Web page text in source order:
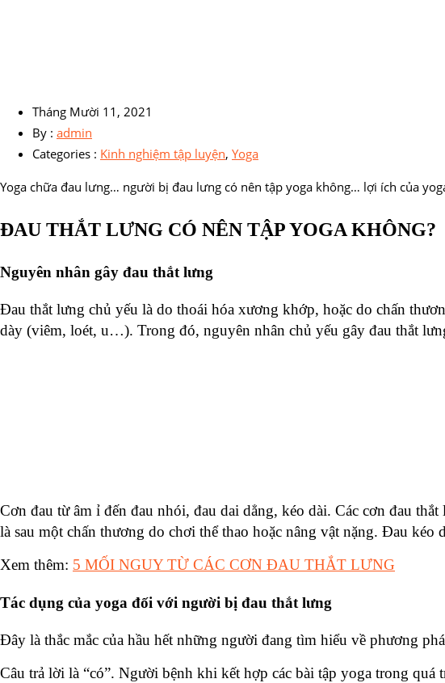
Tháng Mười 11, 2021
By : admin
Categories : Kinh nghiệm tập luyện, Yoga
Yoga chữa đau lưng… người bị đau lưng có nên tập yoga không… lợi ích của
ĐAU THẮT LƯNG CÓ NÊN TẬP YOGA KHÔNG?
Nguyên nhân gây đau thắt lưng
Đau thắt lưng chủ yếu là do thoái hóa xương khớp, hoặc do chấn
dày (viêm, loét, u…). Trong đó, nguyên nhân chủ yếu gây đau thắt
Cơn đau từ âm ỉ đến đau nhói, đau dai dẳng, kéo dài. Các cơn đau
là sau một chấn thương do chơi thể thao hoặc nâng vật nặng. Đau kéo
Xem thêm: 5 MỐI NGUY TỪ CÁC CƠN ĐAU THẮT LƯNG
Tác dụng của yoga đối với người bị đau thắt lưng
Đây là thắc mắc của hầu hết những người đang tìm hiểu về phương
Câu trả lời là “có”. Người bệnh khi kết hợp các bài tập yoga trong